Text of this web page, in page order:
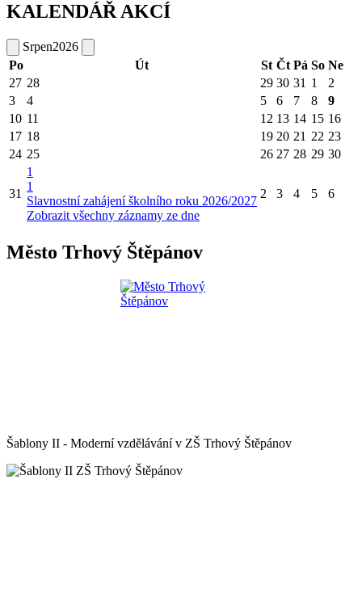
KALENDÁŘ AKCÍ
Srpen2026
Po
Út St Čt Pá So Ne
27 28 29 30 31 1
2
3
4 5 6 7 8
9
10 11 12 13 14 15 16
17 18 19 20 21 22 23
24 25 26 27 28 29 30
31
1
1
Slavnostní zahájení školního roku 2026/2027
Zobrazit všechny záznamy ze dne
2 3 4 5 6
Město Trhový Štěpánov
Šablony II - Moderní vzdělávání v ZŠ Trhový Štěpánov